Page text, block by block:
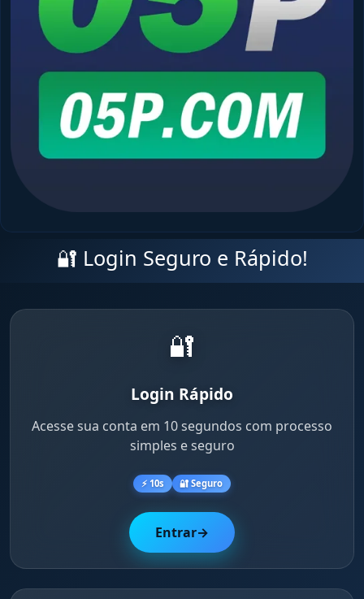
🔐 Login Seguro e Rápido!
🔐
Login Rápido
Acesse sua conta em 10 segundos com processo
simples e seguro
⚡ 10s 🔐 Seguro
Entrar→